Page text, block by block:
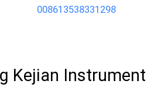
008613538331298
Kejian Instrument